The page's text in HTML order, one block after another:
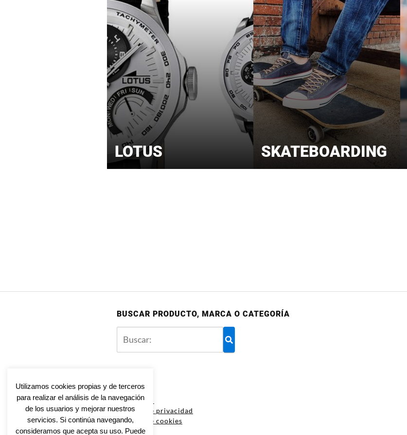
LOTUS SKATEBOARDING
BUSCAR PRODUCTO, MARCA O CATEGORÍA
Aviso legal
Política de privacidad
Política de cookies
Utilizamos cookies propias y de terceros
para realizar el análisis de la navegación
de los usuarios y mejorar nuestros
servicios. Si continúa navegando,
consideramos que acepta su uso. Puede